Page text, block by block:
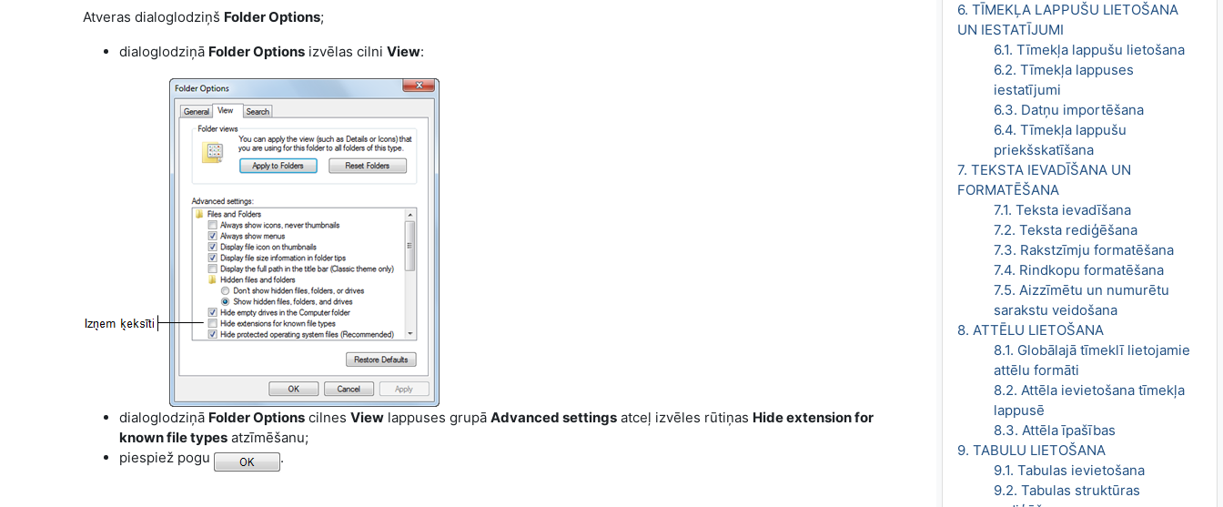
6. TĪMEKĻA LAPPUŠU LIETOŠANA
UN IESTATĪJUMI
6.1. Tīmekļa lappušu lietošana
6.2. Tīmekļa lappuses
iestatījumi
6.3. Datņu importēšana
6.4. Tīmekļa lappušu
priekšskatīšana
7. TEKSTA IEVADĪŠANA UN
FORMATĒŠANA
7.1. Teksta ievadīšana
7.2. Teksta rediģēšana
7.3. Rakstzīmju formatēšana
7.4. Rindkopu formatēšana
7.5. Aizzīmētu un numurētu
sarakstu veidošana
8. ATTĒLU LIETOŠANA
8.1. Globālajā tīmeklī lietojamie
attēlu formāti
8.2. Attēla ievietošana tīmekļa
lappusē
8.3. Attēla īpašības
9. TABULU LIETOŠANA
9.1. Tabulas ievietošana
9.2. Tabulas struktūras
Atveras dialoglodziņš Folder Options;
dialoglodziņā Folder Options izvēlas cilni View:
dialoglodziņā Folder Options cilnes View lappuses grupā Advanced settings atceļ izvēles rūtiņas Hide extension for
known file types atzīmēšanu;
piespiež pogu
.